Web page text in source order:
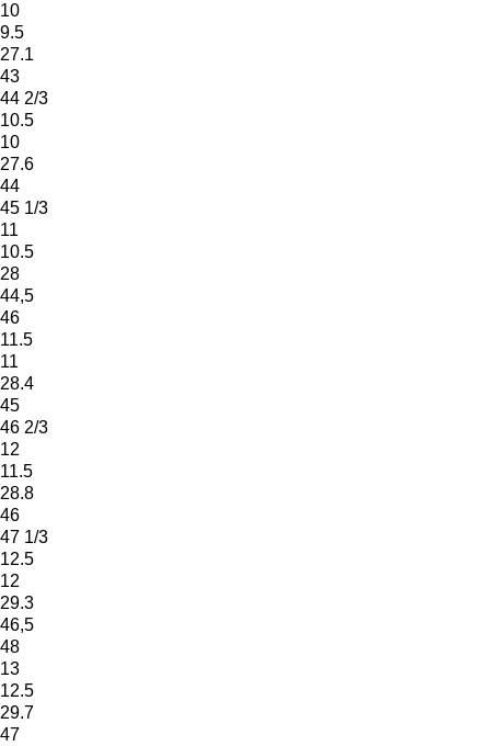
10
9.5
27.1
43
44 2/3
10.5
10
27.6
44
45 1/3
11
10.5
28
44,5
46
11.5
11
28.4
45
46 2/3
12
11.5
28.8
46
47 1/3
12.5
12
29.3
46,5
48
13
12.5
29.7
47